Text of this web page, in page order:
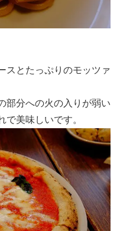
スとたっぷりのモッツァ
部分への火の入りが弱い
で美味しいです。